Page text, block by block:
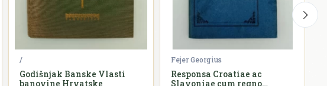
/
Godišnjak Banske Vlasti
banovine Hrvatske
Fejer Georgius
Responsa Croatiae ac
Slavoniae cum regno